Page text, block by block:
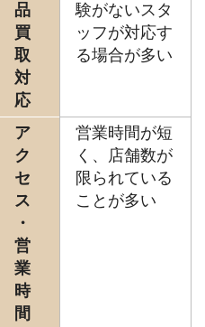
品
買
取
対
応
験がないスタ
ッフが対応す
る場合が多い
ア
ク
セ
ス
・
営
業
時
間
営業時間が短
く、店舗数が
限られている
ことが多い